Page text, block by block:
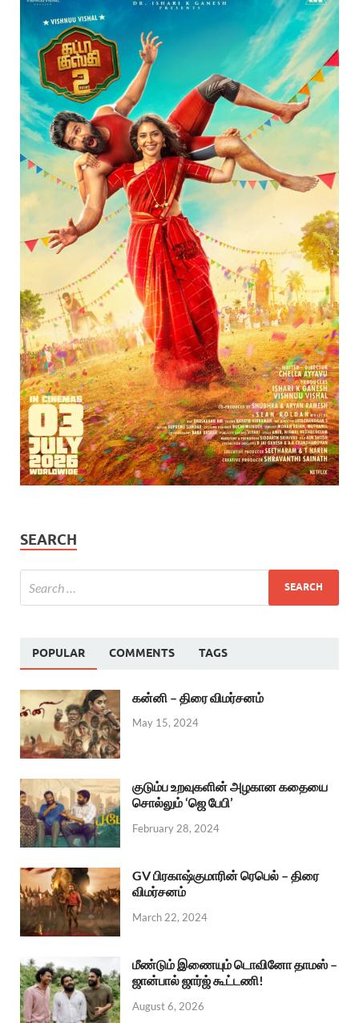
SEARCH
POPULAR COMMENTS TAGS
கன்னி – திரை விமர்சனம்
May 15, 2024
குடும்ப உறவுகளின் அழகான கதையை
சொல்லும் ‘ஜெ பேபி’
February 28, 2024
GV பிரகாஷ்குமாரின் ரெபெல் – திரை
விமர்சனம்
March 22, 2024
மீண்டும் இணையும் டொவினோ தாமஸ் –
ஜான்பால் ஜார்ஜ் கூட்டணி!
August 6, 2026